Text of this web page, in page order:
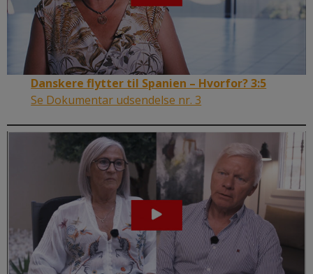
Danskere flytter til Spanien – Hvorfor? 3:5
Se Dokumentar udsendelse nr. 3